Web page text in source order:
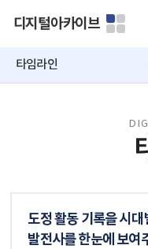
디지털아카이브
타임라인
도정 활동 기록을 시
발전사를 한눈에 보여